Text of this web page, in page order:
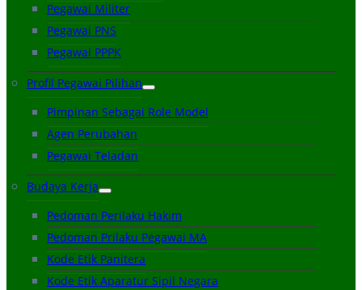
Pegawai Militer
Pegawai PNS
Pegawai PPPK
Profil Pegawai Pilihan
Pimpinan Sebagai Role Model
Agen Perubahan
Pegawai Teladan
Budaya Kerja
Pedoman Perilaku Hakim
Pedoman Prilaku Pegawai MA
Kode Etik Panitera
Kode Etik Aparatur Sipil Negara